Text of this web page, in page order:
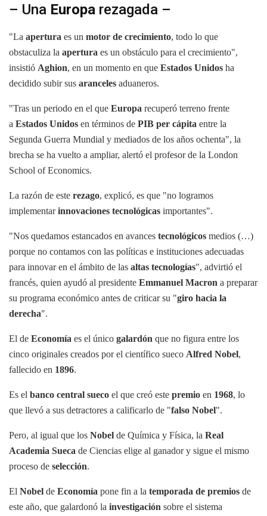
– Una Europa rezagada –
"La apertura es un motor de crecimiento, todo lo que
obstaculiza la apertura es un obstáculo para el crecimiento",
insistió Aghion, en un momento en que Estados Unidos ha
decidido subir sus aranceles aduaneros.
"Tras un periodo en el que Europa recuperó terreno frente
a Estados Unidos en términos de PIB per cápita entre la
Segunda Guerra Mundial y mediados de los años ochenta", la
brecha se ha vuelto a ampliar, alertó el profesor de la London
School of Economics.
La razón de este rezago, explicó, es que "no logramos
implementarinnovaciones tecnológicas importantes".
"Nos quedamos estancados en avances tecnológicos medios (…)
porque no contamos con las políticas e instituciones adecuadas
para innovar en el ámbito de las altas tecnologías", advirtió el
francés, quien ayudó al presidente Emmanuel Macron a preparar
su programa económico antes de criticar su "giro hacia la
derecha".
El de Economía es el único galardón que no figura entre los
cinco originales creados por el científico sueco Alfred Nobel,
fallecido en 1896.
Es el banco central sueco el que creó este premio en 1968, lo
que llevó a sus detractores a calificarlo de "falso Nobel".
Pero, al igual que los Nobel de Química y Física, la Real
Academia Sueca de Ciencias elige al ganador y sigue el mismo
proceso de selección.
El Nobel de Economía pone fin a la temporada de premios de
este año, que galardonó la investigación sobre el sistema